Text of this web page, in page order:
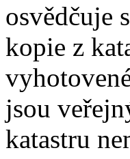
osvědčuje
kopie z
jsou
katastru